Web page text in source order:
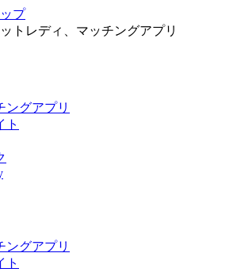
プ
トレディ、マッチングアプリ
ングアプリ
ト
ングアプリ
ト